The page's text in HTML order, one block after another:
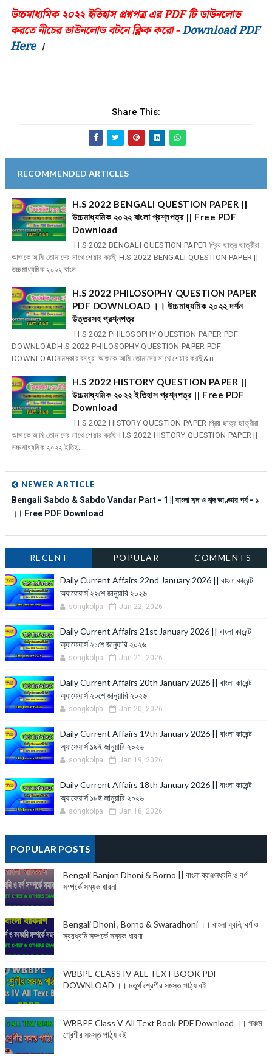
উচ্চমাধ্যমিক ২০২২ ইতিহাস প্রশ্নপত্র এর PDF টি ডাউনলোড
করতে নীচের ডাউনলোড বটনে ক্লিক করো -Download PDF
Here।
Share This:
RECOMMENDED ARTICLES
H.S 2022 BENGALI QUESTION PAPER ||
উচ্চমাধ্যমিক ২০২২ বাংলা প্রশ্নপত্র || Free PDF
Download
H.S 2022 BENGALI QUESTION PAPER প্রিয় ছাত্র ছাত্রীরা
আজকে আমি তোমাদের সাথে শেয়ার করছি H.S 2022 BENGALI QUESTION PAPER ||
উচ্চমাধ্যমিক ২০২২ বাংল...
H.S 2022 PHILOSOPHY QUESTION PAPER
PDF DOWNLOAD ।। উচ্চমাধ্যমিক ২০২২ দর্শন
উত্তরসহ প্রশ্নপত্র
H.S 2022 PHILOSOPHY QUESTION PAPER PDF
DOWNLOADH.S 2022 PHILOSOPHY QUESTION PAPER PDF
DOWNLOADনমস্কার বন্ধুরা আজকে আমি তোমাদের সাথে শেয়ার করছি&n...
H.S 2022 HISTORY QUESTION PAPER ||
উচ্চমাধ্যমিক ২০২২ ইতিহাস প্রশ্নপত্র || Free PDF
Download
H.S 2022 HISTORY QUESTION PAPER প্রিয় ছাত্র ছাত্রীরা
আজকে আমি তোমাদের সাথে শেয়ার করছি H.S 2022 HISTORY QUESTION PAPER ||
উচ্চমাধ্যমিক ২০২২ ইতিহ...
NEWER ARTICLE
Bengali Sabdo & Sabdo Vandar Part - 1 || বাংলা শব্দ ও শব্দ ভাণ্ডার পর্ব - ১
।। Free PDF Download
RECENT POPULAR COMMENTS
Daily Current Affairs 22nd January 2026 || বাংলা কারেন্ট
অ্যাফেয়ার্স ২২শে জানুয়ারি ২০২৬
songkolpa Jan 22, 2026
Daily Current Affairs 21st January 2026 || বাংলা কারেন্ট
অ্যাফেয়ার্স ২১শে জানুয়ারি ২০২৬
songkolpa Jan 21, 2026
Daily Current Affairs 20th January 2026 || বাংলা কারেন্ট
অ্যাফেয়ার্স ২০শে জানুয়ারি ২০২৬
songkolpa Jan 20, 2026
Daily Current Affairs 19th January 2026 || বাংলা কারেন্ট
অ্যাফেয়ার্স ১৯ই জানুয়ারি ২০২৬
songkolpa Jan 19, 2026
Daily Current Affairs 18th January 2026 || বাংলা কারেন্ট
অ্যাফেয়ার্স ১৮ই জানুয়ারি ২০২৬
songkolpa Jan 18, 2026
POPULAR POSTS
Bengali Banjon Dhoni & Borno || বাংলা ব্যাঞ্জনধ্বনি ও বর্ণ
সম্পর্কে সম্যক ধারনা
Bengali Dhoni , Borno & Swaradhoni ।। বাংলা ধ্বনি, বর্ণ ও
স্বরধ্বনি সম্পর্কে সম্যক ধারণা
WBBPE CLASS IV ALL TEXT BOOK PDF
DOWNLOAD ।। চতুর্থ শ্রেণীর সমস্ত পাঠ্য বই
WBBPE Class V All Text Book PDF Download ।। পঞ্চম
শ্রেণীর সমস্ত পাঠ্য বই